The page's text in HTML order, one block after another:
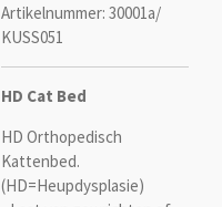
Artikelnummer: 30001a/
KUSS051
HD Cat Bed
HD Orthopedisch
Kattenbed.
(HD=Heupdysplasie)